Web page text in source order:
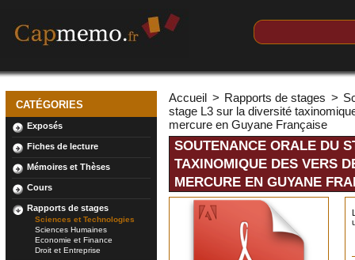
CATÉGORIES
Exposés
Fiches de lecture
Mémoires et Thèses
Cours
Rapports de stages
Sciences et Technologies
Sciences Humaines
Economie et Finance
Droit et Entreprise
Accueil > Rapports de stages >
stage L3 sur la diversité
mercure en Guyane Française
SOUTENANCE ORALE DU
TAXINOMIQUE DES VERS
MERCURE EN GUYANE